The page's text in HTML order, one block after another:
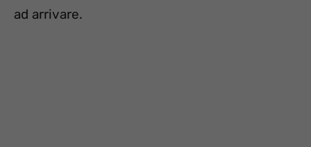
ad arrivare.